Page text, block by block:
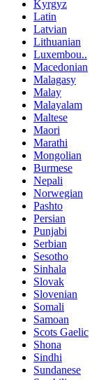
Kyrgyz
Latin
Latvian
Lithuanian
Luxembou..
Macedonian
Malagasy
Malay
Malayalam
Maltese
Maori
Marathi
Mongolian
Burmese
Nepali
Norwegian
Pashto
Persian
Punjabi
Serbian
Sesotho
Sinhala
Slovak
Slovenian
Somali
Samoan
Scots Gaelic
Shona
Sindhi
Sundanese